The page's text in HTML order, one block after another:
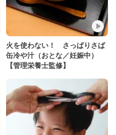
火を使わない！ さっぱりさば
缶冷や汁（おとな／妊娠中）
【管理栄養士監修】